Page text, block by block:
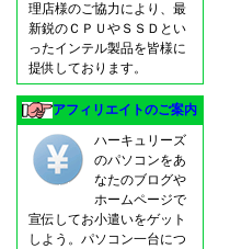
理店様のご協力により、最
新鋭のＣＰＵやＳＳＤとい
ったインテル製品を皆様に
提供しております。
アフィリエイトのご案内
ハーキュリーズ
のパソコンをあ
なたのブログや
ホームページで
宣伝してお小遣いをゲット
しよう。パソコン一台につ